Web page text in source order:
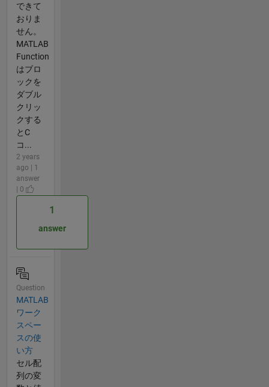
できて
おりま
せん。
MATLAB
Function
はブロ
ックを
ダブル
クリッ
クする
とC
コ...
2 years
ago | 1
answer
| 0
1
answer
Question
MATLAB
ワーク
スペー
スの使
い方
セル配
列の変